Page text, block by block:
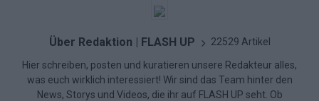
Über Redaktion | FLASH UP 22529 Artikel
Hier schreiben, posten und kuratieren unsere Redakteur alles,
was euch wirklich interessiert! Wir sind das Team hinter den
News, Storys und Videos, die ihr auf FLASH UP seht. Ob